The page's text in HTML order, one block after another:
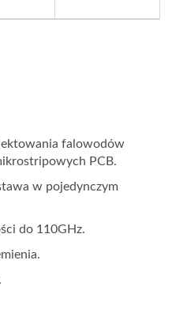
falowodów
PCB.
w pojedynczym
do 110GHz.